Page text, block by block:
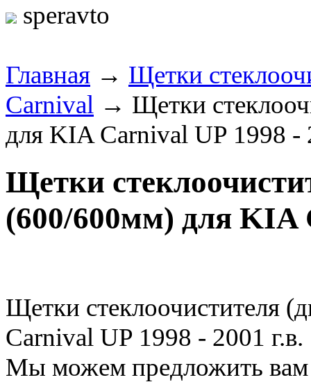
speravto
Главная → Щетки
Carnival → Щетки
для KIA Carnival UP 1998 -
Щетки
(600/600мм) для KIA
Щетки стеклоочистителя
Carnival UP 1998 - 2001 г.в.
Мы можем предложить вам